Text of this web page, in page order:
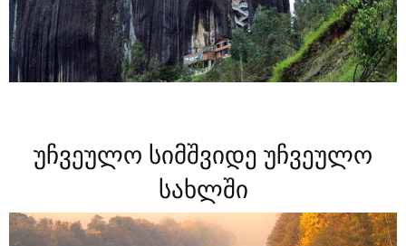
უჩვეულო სიმშვიდე უჩვეულო
სახლში